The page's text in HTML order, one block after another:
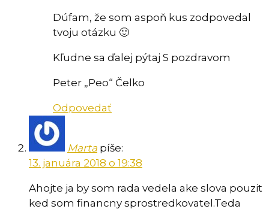
Dúfam, že som aspoň kus zodpovedal
tvoju otázku 🙂
Kľudne sa ďalej pýtaj S pozdravom
Peter „Peo“ Čelko
Odpovedať
Marta píše:
13. januára 2018 o 19:38
Ahojte ja by som rada vedela ake slova pouzit
ked som financny sprostredkovatel.Teda